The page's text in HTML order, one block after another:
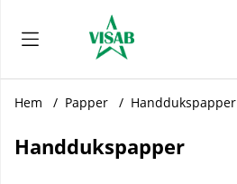
Hem Papper Handdukspapper
Handdukspapper